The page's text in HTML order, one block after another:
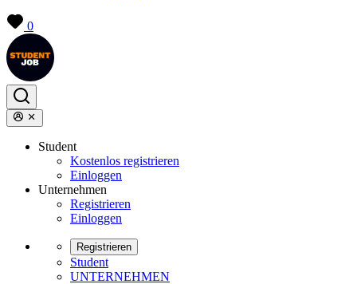
0
Student
Kostenlos registrieren
Einloggen
Unternehmen
Registrieren
Einloggen
Registrieren
Student
UNTERNEHMEN